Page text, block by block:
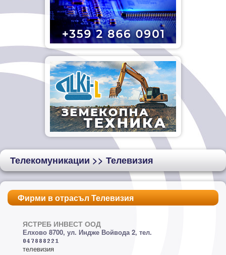
Телекомуникации >> Телевизия
Фирми в отрасъл Телевизия
ЯСТРЕБ ИНВЕСТ ООД
Елхово 8700, ул. Индже Войвода 2, тел.
телевизия